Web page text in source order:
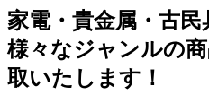
家電・貴金属・古民
様々なジャンルの
取いたします！